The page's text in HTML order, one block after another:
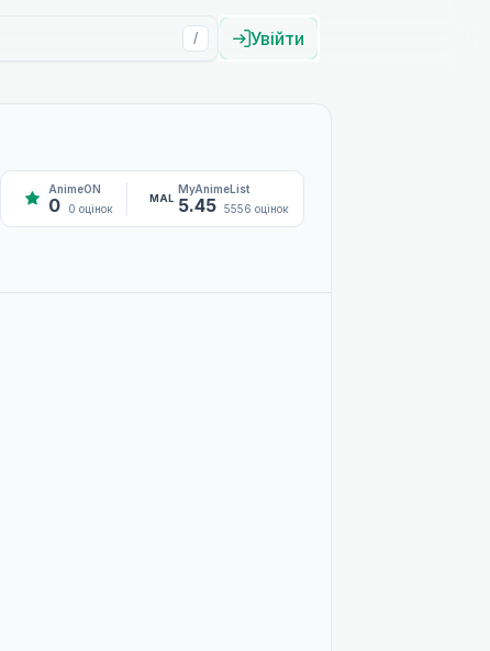
/ Увійти
AnimeON
0 0 оцінок
MAL
MyAnimeList
5.45 5556 оцінок